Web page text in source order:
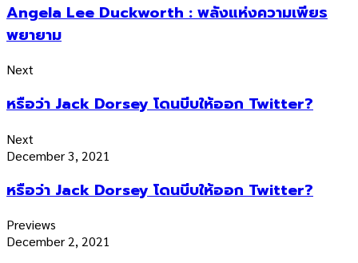
Angela Lee Duckworth : พลังแห่งความเพียร
พยายาม
Next
หรือว่า Jack Dorsey โดนบีบให้ออก Twitter?
Next
December 3, 2021
หรือว่า Jack Dorsey โดนบีบให้ออก Twitter?
Previews
December 2, 2021